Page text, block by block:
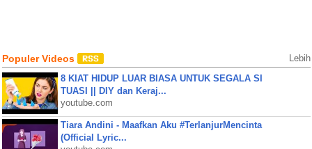
Populer Videos Lebih
8 KIAT HIDUP LUAR BIASA UNTUK SEGALA SI
TUASI || DIY dan Keraj...
youtube.com
Tiara Andini - Maafkan Aku #TerlanjurMencinta
(Official Lyric...